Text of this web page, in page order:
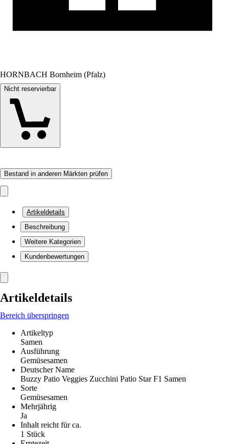
HORNBACH Bornheim (Pfalz)
Nicht reservierbar
Bestand in anderen Märkten prüfen
Artikeldetails
Beschreibung
Weitere Kategorien
Kundenbewertungen
Artikeldetails
Bereich überspringen
Artikeltyp
Samen
Ausführung
Gemüsesamen
Deutscher Name
Buzzy Patio Veggies Zucchini Patio Star F1 Samen
Sorte
Gemüsesamen
Mehrjährig
Ja
Inhalt reicht für ca.
1 Stück